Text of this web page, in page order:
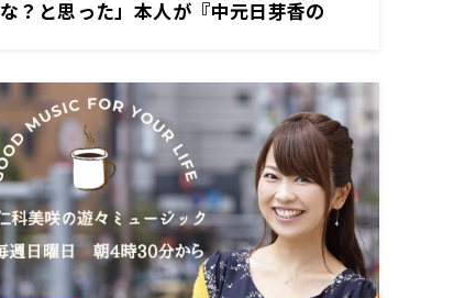
な？と思った」本人が『中元日芽香の